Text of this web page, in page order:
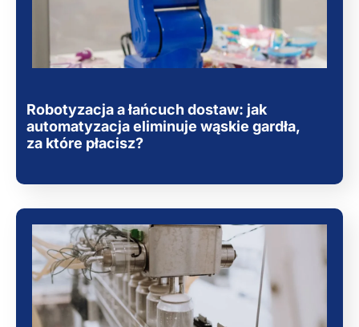
Robotyzacja a łańcuch dostaw: jak
automatyzacja eliminuje wąskie gardła,
za które płacisz?